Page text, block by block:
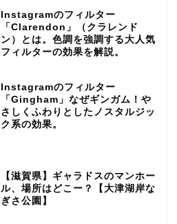
Instagramのフィルター
「Clarendon」（クラレンド
ン）とは。色調を強調する大人気
フィルターの効果を解説。
Instagramのフィルター
「Gingham」なぜギンガム！や
さしくふわりとしたノスタルジッ
ク系の効果。
【滋賀県】ギャラドスのマンホー
ル、場所はどこー？【大津湖岸な
ぎさ公園】